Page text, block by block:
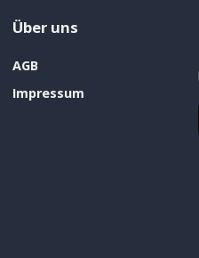
Über uns
AGB
Impressum